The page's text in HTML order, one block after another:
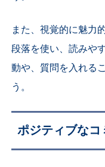
また、視覚的に魅力
段落を使い、読みや
動や、質問を入れる
う。
ポジティブな